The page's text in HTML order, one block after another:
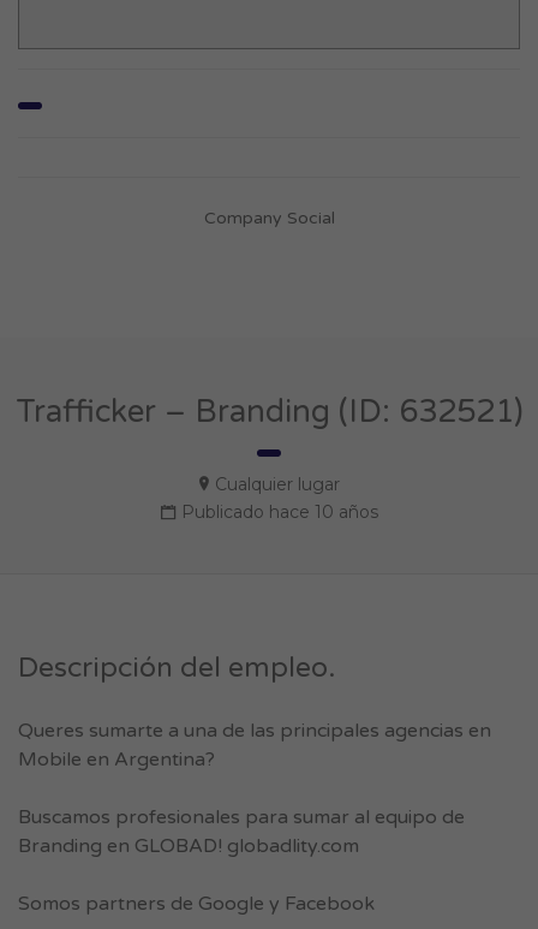
Company Social
Trafficker – Branding (ID: 632521)
Cualquier lugar
Publicado hace 10 años
Descripción del empleo.
Queres sumarte a una de las principales agencias en
Mobile en Argentina?
Buscamos profesionales para sumar al equipo de
Branding en GLOBAD! globadlity.com
Somos partners de Google y Facebook